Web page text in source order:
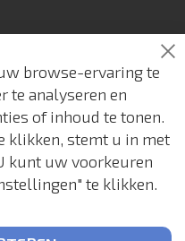
browse-ervaring te
te analyseren en
of inhoud te tonen.
klikken, stemt u in met
kunt uw voorkeuren
te klikken.